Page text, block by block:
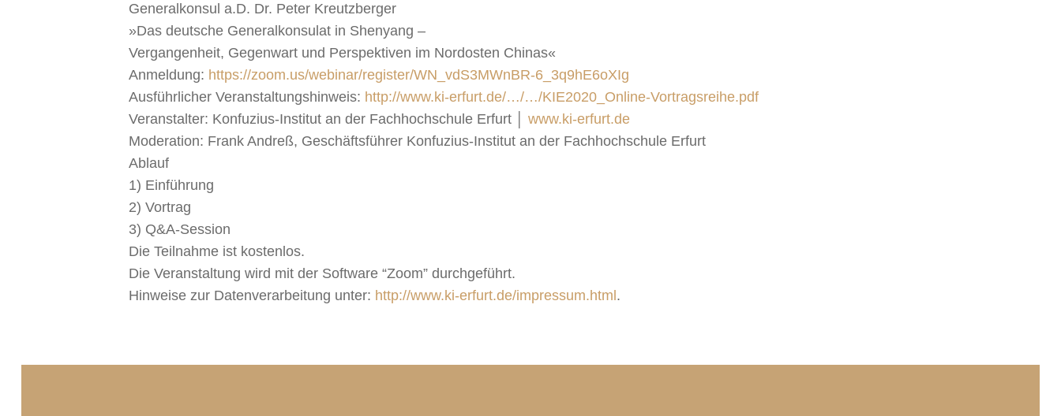
Generalkonsul a.D. Dr. Peter Kreutzberger
»Das deutsche Generalkonsulat in Shenyang –
Vergangenheit, Gegenwart und Perspektiven im Nordosten Chinas«
Anmeldung: https://zoom.us/webinar/register/WN_vdS3MWnBR-6_3q9hE6oXIg
Ausführlicher Veranstaltungshinweis: http://www.ki-erfurt.de/…/…/KIE2020_Online-Vortragsreihe.pdf
Veranstalter: Konfuzius-Institut an der Fachhochschule Erfurt │ www.ki-erfurt.de
Moderation: Frank Andreß, Geschäftsführer Konfuzius-Institut an der Fachhochschule Erfurt
Ablauf
1) Einführung
2) Vortrag
3) Q&A-Session
Die Teilnahme ist kostenlos.
Die Veranstaltung wird mit der Software “Zoom” durchgeführt.
Hinweise zur Datenverarbeitung unter: http://www.ki-erfurt.de/impressum.html .